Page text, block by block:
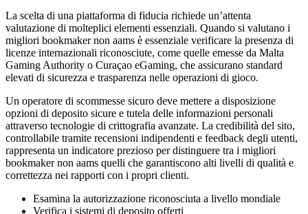
La scelta di una piattaforma di fiducia richiede un’attenta
valutazione di molteplici elementi essenziali. Quando si valutano i
migliori bookmaker non aams è essenziale verificare la presenza di
licenze internazionali riconosciute, come quelle emesse da Malta
Gaming Authority o Curaçao eGaming, che assicurano standard
elevati di sicurezza e trasparenza nelle operazioni di gioco.
Un operatore di scommesse sicuro deve mettere a disposizione
opzioni di deposito sicure e tutela delle informazioni personali
attraverso tecnologie di crittografia avanzate. La credibilità del sito,
controllabile tramite recensioni indipendenti e feedback degli utenti,
rappresenta un indicatore prezioso per distinguere tra i migliori
bookmaker non aams quelli che garantiscono alti livelli di qualità e
correttezza nei rapporti con i propri clienti.
Esamina la autorizzazione riconosciuta a livello mondiale
Verifica i sistemi di deposito offerti